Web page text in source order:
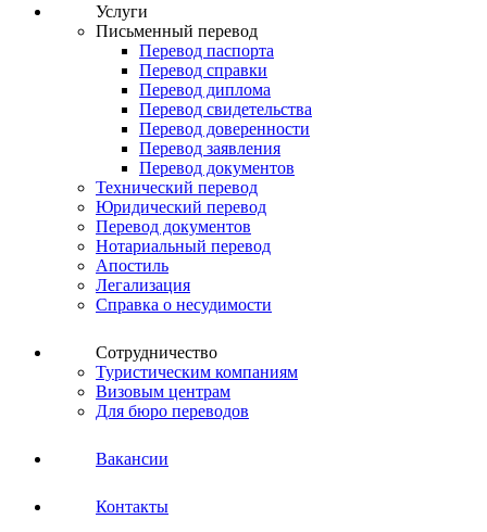
Услуги
Письменный перевод
Перевод паспорта
Перевод справки
Перевод диплома
Перевод свидетельства
Перевод доверенности
Перевод заявления
Перевод документов
Технический перевод
Юридический перевод
Перевод документов
Нотариальный перевод
Апостиль
Легализация
Справка о несудимости
Сотрудничество
Туристическим компаниям
Визовым центрам
Для бюро переводов
Вакансии
Контакты